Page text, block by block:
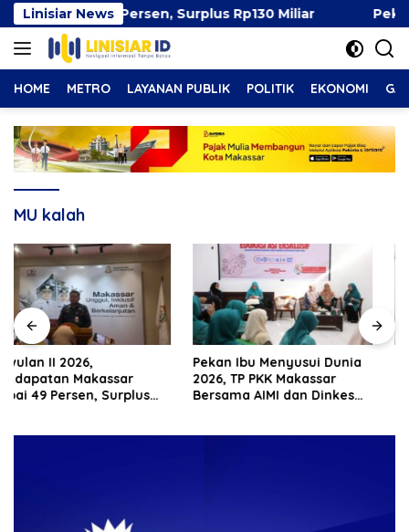
Langsung
ke
konten
Linisiar News
49 Persen, Surplus Rp130 Miliar Pekan Ibu
HOME METRO LAYANAN PUBLIK POLITIK EKONOMI
MU kalah
Pekan Ibu Menyusui Dunia
2026, TP PKK Makassar
Bersama AIMI dan Dinkes
Pemkot Makassar Pastikan
PSEL Tetap Berjalan,
Penetapan Lokasi Masih